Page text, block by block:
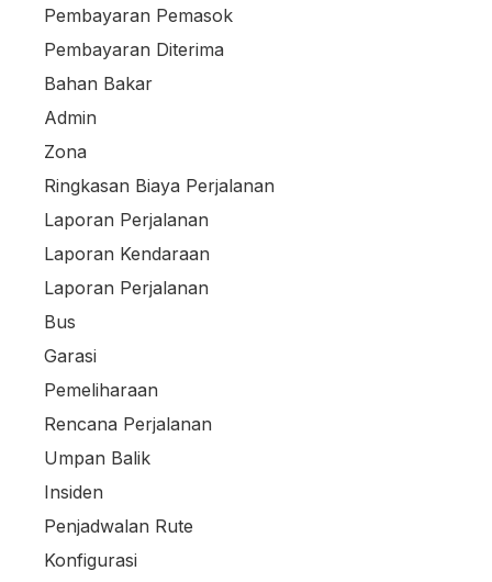
Pembayaran Pemasok
Pembayaran Diterima
Bahan Bakar
Admin
Zona
Ringkasan Biaya Perjalanan
Laporan Perjalanan
Laporan Kendaraan
Laporan Perjalanan
Bus
Garasi
Pemeliharaan
Rencana Perjalanan
Umpan Balik
Insiden
Penjadwalan Rute
Konfigurasi